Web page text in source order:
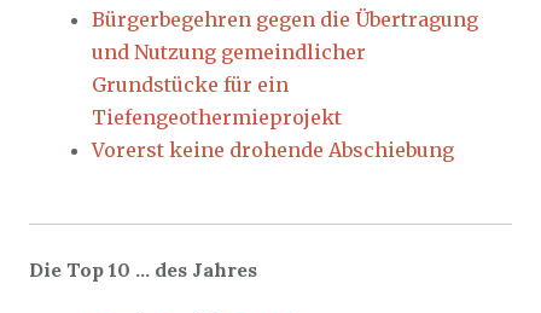
Bürgerbegehren gegen die Übertragung
und Nutzung gemeindlicher
Grundstücke für ein
Tiefengeothermieprojekt
Vorerst keine drohende Abschiebung
Die Top 10 … des Jahres